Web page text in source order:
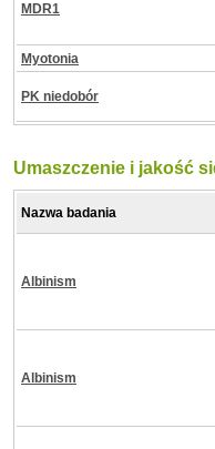
MDR1
Myotonia
PK niedobór
Umaszczenie i jakość
Nazwa badania
Albinism
Albinism